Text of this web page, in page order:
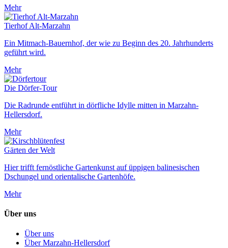
Mehr
Tierhof Alt-Marzahn
Ein Mitmach-Bauernhof, der wie zu Beginn des 20. Jahrhunderts
geführt wird.
Mehr
Die Dörfer-Tour
Die Radrunde entführt in dörfliche Idylle mitten in Marzahn-
Hellersdorf.
Mehr
Gärten der Welt
Hier trifft fernöstliche Gartenkunst auf üppigen balinesischen
Dschungel und orientalische Gartenhöfe.
Mehr
Über uns
Über uns
Über Marzahn-Hellersdorf